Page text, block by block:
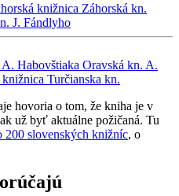
knižnica Záhorská kn.
J. Fándlyho
Habovštiaka Oravská kn. A.
Turčianska kn.
hovoria o tom, že kniha je v
už byť aktuálne požičaná. Tu
200 slovenských knižníc, o